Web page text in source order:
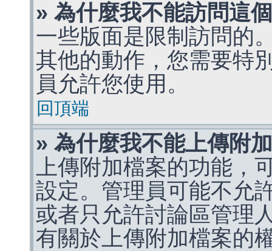
» 為什麼我不能訪問這
一些版面是限制訪問的
其他的動作，您需要特
員允許您使用。
回頂端
» 為什麼我不能上傳附
上傳附加檔案的功能，
設定。管理員可能不允
或者只允許討論區管理
有關於上傳附加檔案的